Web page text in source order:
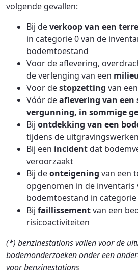
volgende gevallen:
Bij deverkoop van een
in categorie 0 van de
bodemtoestand
Voor de aflevering,
de verlenging van een
Voor destopzetting van
Vóór deaflevering van
vergunning, in sommige
Bij ontdekking van een
tijdens de uitgravingswerken
Bij een incidentdat
veroorzaakt
Bij deonteigening van een
opgenomen in de inventaris
bodemtoestand in categorie
Bij faillissementvan een
risicoactiviteiten
(*) benzinestations vallen voor de
bodemonderzoeken onder een
voor benzinestations